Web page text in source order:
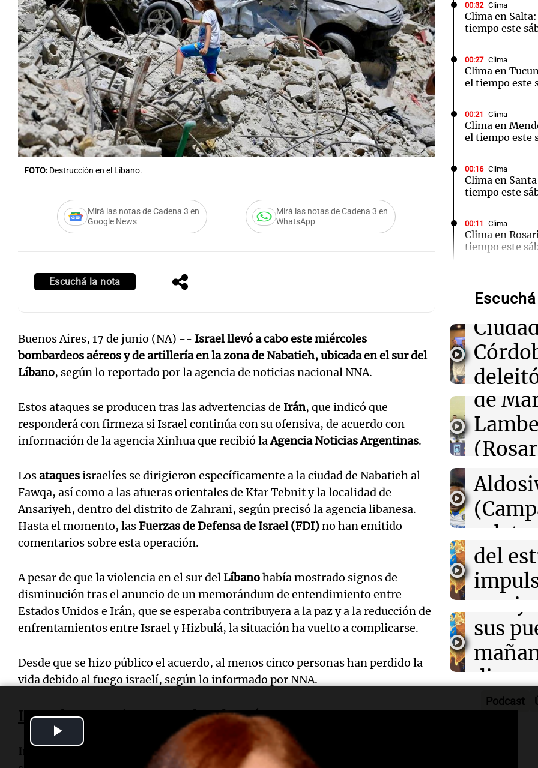
FOTO: Destrucción en el Líbano.
Mirá las notas de Cadena 3 en
Google News
Mirá las notas de Cadena 3 en
WhatsApp
Escuchá la nota
Buenos Aires, 17 de junio (NA) -- Israel llevó a cabo este miércoles
bombardeos aéreos y de artillería en la zona de Nabatieh, ubicada en el sur del
Líbano, según lo reportado por la agencia de noticias nacional NNA.
Estos ataques se producen tras las advertencias de Irán, que indicó que
responderá con firmeza si Israel continúa con su ofensiva, de acuerdo con
información de la agencia Xinhua que recibió laAgencia Noticias Argentinas.
Losataquesisraelíes se dirigieron específicamente a la ciudad de Nabatieh al
Fawqa, así como a las afueras orientales de Kfar Tebnit y la localidad de
Ansariyeh, dentro del distrito de Zahrani, según precisó la agencia libanesa.
Hasta el momento, lasFuerzas de Defensa de Israel (FDI)no han emitido
comentarios sobre esta operación.
A pesar de que la violencia en el sur delLíbanohabía mostrado signos de
disminución tras el anuncio de un memorándum de entendimiento entre
Estados Unidos e Irán, que se esperaba contribuyera a la paz y a la reducción de
enfrentamientos entre Israel y Hizbulá, la situación ha vuelto a complicarse.
Desde que se hizo público el acuerdo, al menos cinco personas han perdido la
vida debido al fuego israelí, según lo informado por NNA.
Las advertencias cruzadas de Irán y Trump
Irán
había emitido una fuerte advertencia antes de los ataques, indicando que
00:32 Clima
Clima en
tiempo este
00:27 Clima
Clima en
el tiempo este
00:21 Clima
Clima en
el tiempo este
00:16 Clima
Clima en
tiempo este
00:11 Clima
Clima en
tiempo este
Independiente
de local a
zona
00:05 Clima
Clima en
tiempo este
Clima en
tiempo este
Audio.
radio
tango
Episodios
Audio.
de
de
Deportes
Episodios
Audio.
de
relato
Greco
Deportes
Episodios
Audio.
del
Villa
Panorama
Episodios
Audio.
la
sus
Audio.
María
Audio.
Podcast